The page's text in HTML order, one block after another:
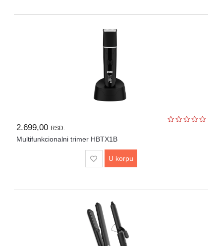
2.699,00 RSD.
Multifunkcionalni trimer HBTX1B
U korpu